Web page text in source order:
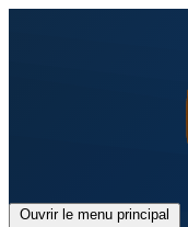
Ouvrir le menu principal